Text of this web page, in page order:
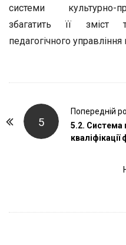
системи культурно-
збагатить її зміст
педагогічного
5
Попередній
5.2. Система